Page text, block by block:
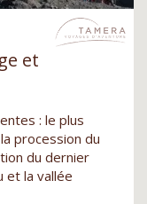
et
: le plus
procession du
du dernier
et la vallée